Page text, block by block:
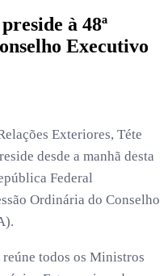
à 48ª
Executivo
Exteriores, Téte
desde a manhã desta
Federal
Ordinária do Conselho
todos os Ministros